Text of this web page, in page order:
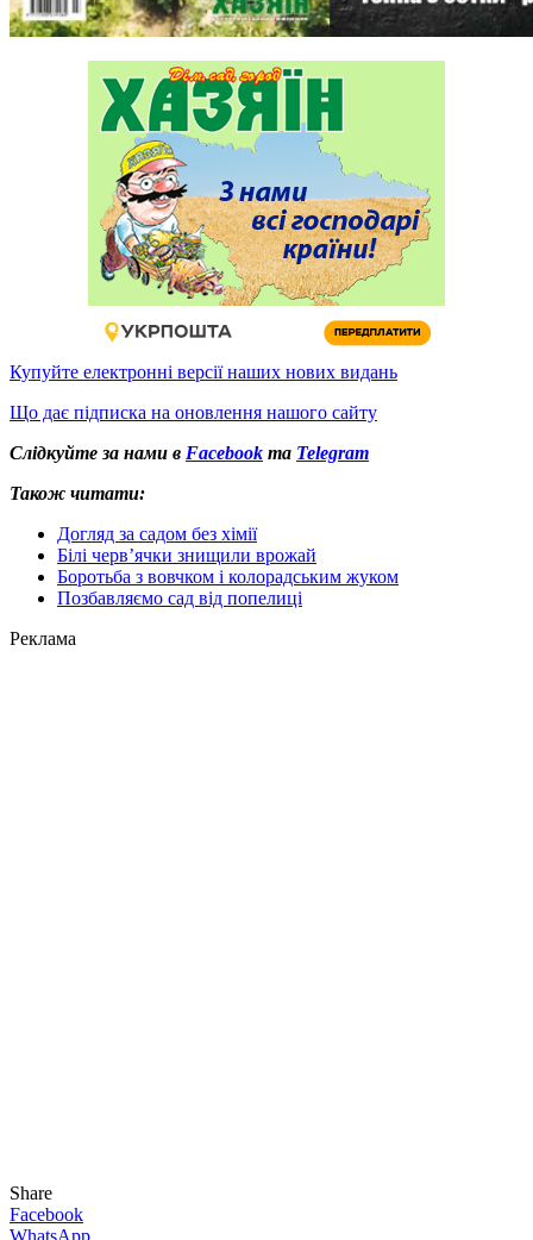
Купуйте електронні версії наших нових видань
Що дає підписка на оновлення нашого сайту
Слідкуйте за нами в Facebook та Telegram
Також читати:
Догляд за садом без хімії
Білі черв’ячки знищили врожай
Боротьба з вовчком і колорадським жуком
Позбавляємо сад від попелиці
Реклама
Share
Facebook